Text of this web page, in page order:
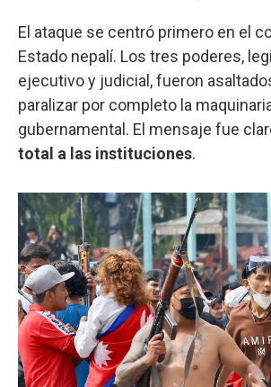
El ataque se centró primero en el
Estado nepalí. Los tres poderes,
ejecutivo y judicial, fueron
paralizar por completo la
gubernamental. El mensaje fue
total a las instituciones.